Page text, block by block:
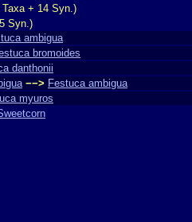
Taxa + 14 Syn.)
Syn.)
ambigua
bromoides
danthonii
−−> Festuca ambigua
myuros